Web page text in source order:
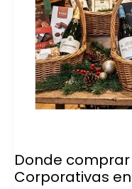
Donde
Corporativas